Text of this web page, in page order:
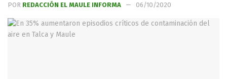
POR REDACCIÓN EL MAULE INFORMA 06/10/2020